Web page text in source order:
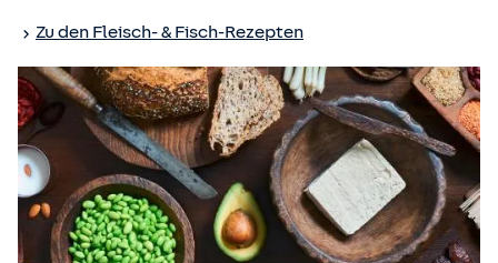
Zu den Fleisch- & Fisch-Rezepten